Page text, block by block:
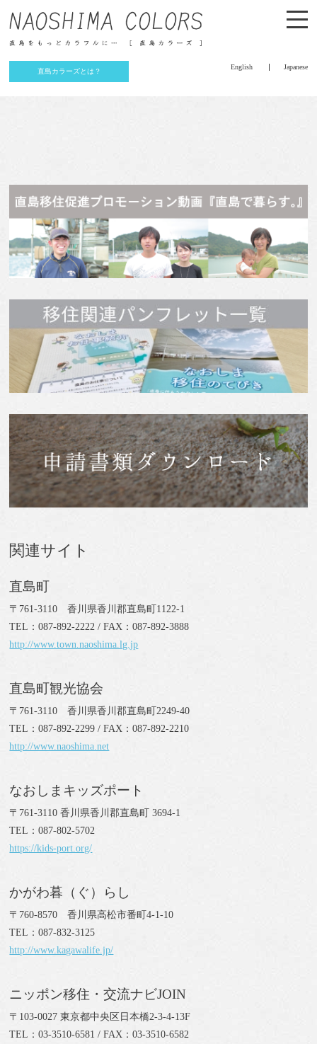
直島カラーズとは？
English Japanese
関連サイト
直島町
〒761-3110 香川県香川郡直島町1122-1
TEL：087-892-2222 / FAX：087-892-3888
http://www.town.naoshima.lg.jp
直島町観光協会
〒761-3110 香川県香川郡直島町2249-40
TEL：087-892-2299 / FAX：087-892-2210
http://www.naoshima.net
なおしまキッズポート
〒761-3110 香川県香川郡直島町 3694-1
TEL：087-802-5702
https://kids-port.org/
かがわ暮（ぐ）らし
〒760-8570 香川県高松市番町4-1-10
TEL：087-832-3125
http://www.kagawalife.jp/
ニッポン移住・交流ナビJOIN
〒103-0027 東京都中央区日本橋2-3-4-13F
TEL：03-3510-6581 / FAX：03-3510-6582